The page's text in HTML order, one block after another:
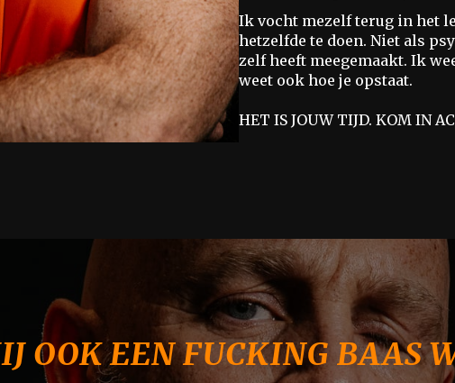
Ik vocht mezelf terug in het
hetzelfde te doen. Niet als
zelf heeft meegemaakt. Ik
weet ook hoe je opstaat.
HET IS JOUW TIJD. KOM IN
OOK EEN FUCKING BAAS